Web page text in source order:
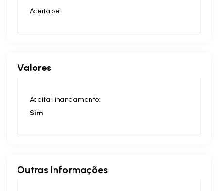
Aceita pet
Valores
Aceita Financiamento:
Sim
Outras Informações